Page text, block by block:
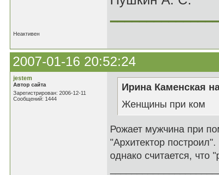
Неактивен
2007-01-16 20:52:24
jestem
Автор сайта
Зарегистрирован: 2006-12-11
Сообщений: 1444
Ирина Каменская
Женщины при ком
Рожает мужчина при
"Архитектор
однако считается, что